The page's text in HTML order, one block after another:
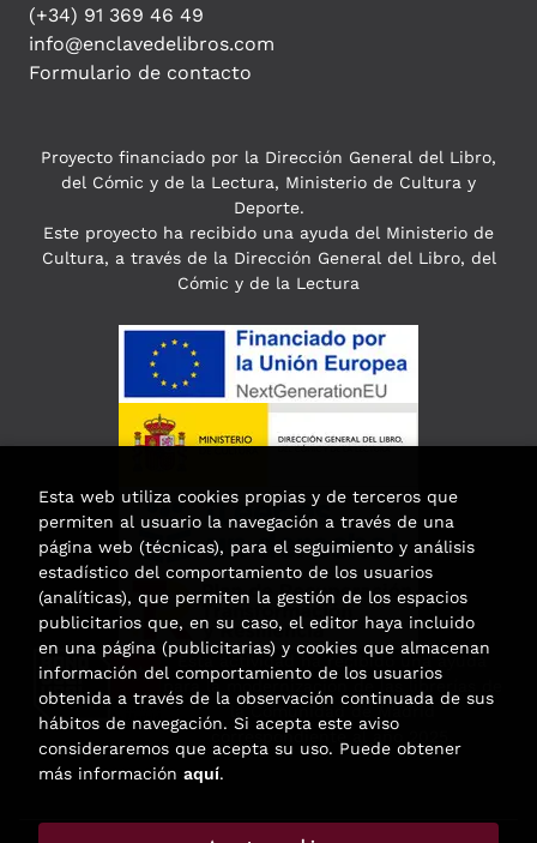
(+34) 91 369 46 49
info@enclavedelibros.com
Formulario de contacto
Proyecto financiado por la Dirección General del Libro,
del Cómic y de la Lectura, Ministerio de Cultura y
Deporte.
Este proyecto ha recibido una ayuda del Ministerio de
Cultura, a través de la Dirección General del Libro, del
Cómic y de la Lectura
Esta actividad ha recibido una ayuda
para la modernización de las librerías de
la Comunidad de Madrid
correspondiente al año 2025.
Esta web utiliza cookies propias y de terceros que
permiten al usuario la navegación a través de una
página web (técnicas), para el seguimiento y análisis
estadístico del comportamiento de los usuarios
(analíticas), que permiten la gestión de los espacios
publicitarios que, en su caso, el editor haya incluido
en una página (publicitarias) y cookies que almacenan
información del comportamiento de los usuarios
obtenida a través de la observación continuada de sus
hábitos de navegación. Si acepta este aviso
consideraremos que acepta su uso. Puede obtener
más información aquí.